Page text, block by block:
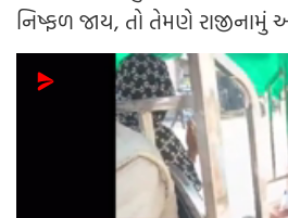
નિષ્ફળ જાય, તો તેમણે